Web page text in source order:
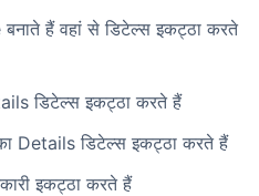
हैं वहां से डिटेल्स इकट्ठा करते
डिटेल्स इकट्ठा करते हैं
Details डिटेल्स इकट्ठा करते हैं
इकट्ठा करते हैं